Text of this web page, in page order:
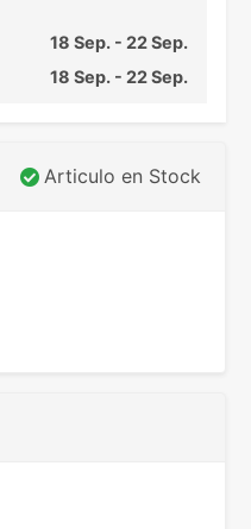
18 Sep. - 22 Sep.
18 Sep. - 22 Sep.
Articulo en Stock